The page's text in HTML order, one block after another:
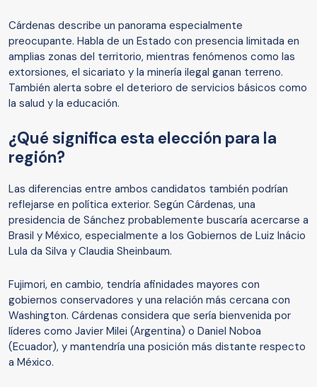
Cárdenas describe un panorama especialmente
preocupante. Habla de un Estado con presencia limitada en
amplias zonas del territorio, mientras fenómenos como las
extorsiones, el sicariato y la minería ilegal ganan terreno.
También alerta sobre el deterioro de servicios básicos como
la salud y la educación.
¿Qué significa esta elección para la
región?
Las diferencias entre ambos candidatos también podrían
reflejarse en política exterior. Según Cárdenas, una
presidencia de Sánchez probablemente buscaría acercarse a
Brasil y México, especialmente a los Gobiernos de Luiz Inácio
Lula da Silva y Claudia Sheinbaum.
Fujimori, en cambio, tendría afinidades mayores con
gobiernos conservadores y una relación más cercana con
Washington. Cárdenas considera que sería bienvenida por
líderes como Javier Milei (Argentina) o Daniel Noboa
(Ecuador), y mantendría una posición más distante respecto
a México.